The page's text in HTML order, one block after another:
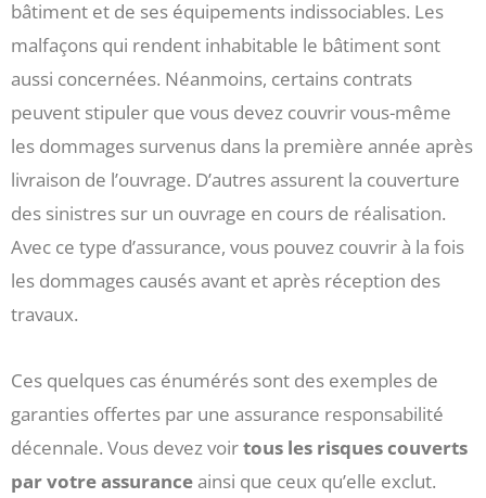
bâtiment et de ses équipements indissociables. Les
malfaçons qui rendent inhabitable le bâtiment sont
aussi concernées. Néanmoins, certains contrats
peuvent stipuler que vous devez couvrir vous-même
les dommages survenus dans la première année après
livraison de l’ouvrage. D’autres assurent la couverture
des sinistres sur un ouvrage en cours de réalisation.
Avec ce type d’assurance, vous pouvez couvrir à la fois
les dommages causés avant et après réception des
travaux.
Ces quelques cas énumérés sont des exemples de
garanties offertes par une assurance responsabilité
décennale. Vous devez voirtous les risques couverts
par votre assuranceainsi que ceux qu’elle exclut.